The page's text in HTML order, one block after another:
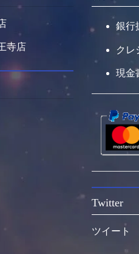
寺店
銀行
クレ
現金
Twitter
ツイート